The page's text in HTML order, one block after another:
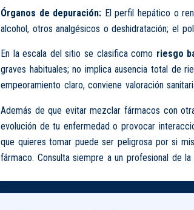
Órganos de depuración: El perfil hepático o
alcohol, otros analgésicos o deshidratación; el
En la escala del sitio se clasifica como riesgo
graves habituales; no implica ausencia total de
empeoramiento claro, conviene valoración
Además de que evitar mezclar fármacos con
evolución de tu enfermedad o provocar
que quieres tomar puede ser peligrosa por si
fármaco. Consulta siempre a un profesional de la